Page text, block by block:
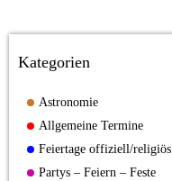
Kategorien
Astronomie
Allgemeine Termine
Feiertage offiziell/religiös
Partys – Feiern – Feste